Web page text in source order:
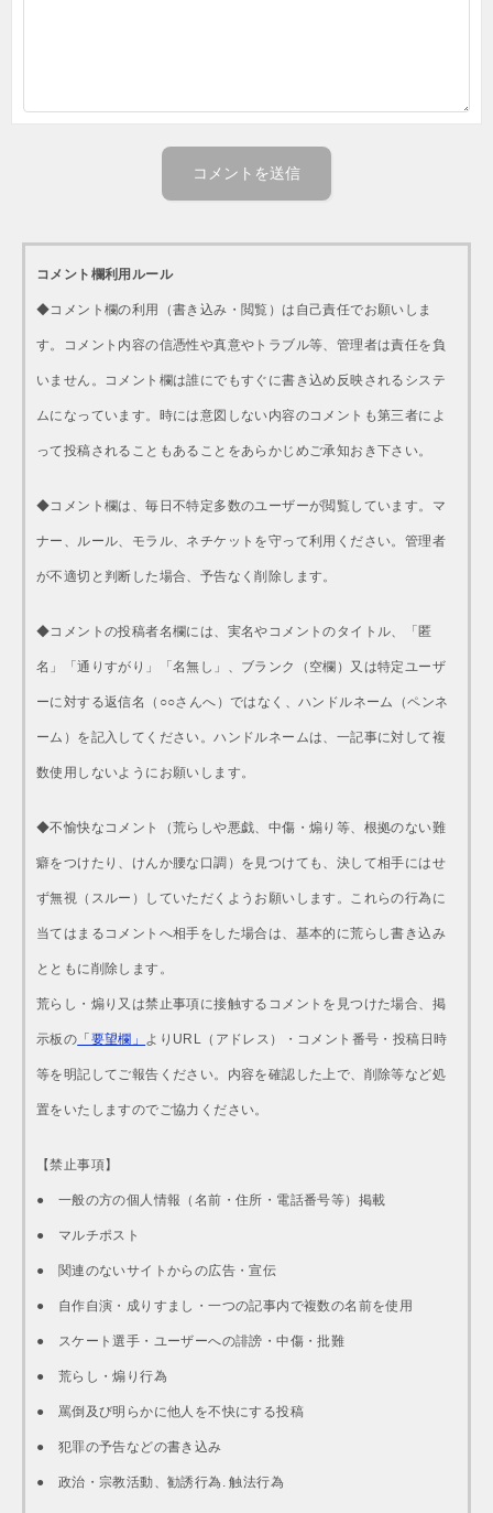
コメント欄利用ルール
◆コメント欄の利用（書き込み・閲覧）は自己責任でお願いしま
す。コメント内容の信憑性や真意やトラブル等、管理者は責任を負
いません。コメント欄は誰にでもすぐに書き込め反映されるシステ
ムになっています。時には意図しない内容のコメントも第三者によ
って投稿されることもあることをあらかじめご承知おき下さい。
◆コメント欄は、毎日不特定多数のユーザーが閲覧しています。マ
ナー、ルール、モラル、ネチケットを守って利用ください。管理者
が不適切と判断した場合、予告なく削除します。
◆コメントの投稿者名欄には、実名やコメントのタイトル、「匿
名」「通りすがり」「名無し」、ブランク（空欄）又は特定ユーザ
ーに対する返信名（○○さんへ）ではなく、ハンドルネーム（ペンネ
ーム）を記入してください。ハンドルネームは、一記事に対して複
数使用しないようにお願いします。
◆不愉快なコメント（荒らしや悪戯、中傷・煽り等、根拠のない難
癖をつけたり、けんか腰な口調）を見つけても、決して相手にはせ
ず無視（スルー）していただくようお願いします。これらの行為に
当てはまるコメントへ相手をした場合は、基本的に荒らし書き込み
とともに削除します。
荒らし・煽り又は禁止事項に接触するコメントを見つけた場合、掲
示板の 「要望欄」 よりURL（アドレス）・コメント番号・投稿日時
等を明記してご報告ください。内容を確認した上で、削除等など処
置をいたしますのでご協力ください。
【禁止事項】
● 一般の方の個人情報（名前・住所・電話番号等）掲載
● マルチポスト
● 関連のないサイトからの広告・宣伝
● 自作自演・成りすまし・一つの記事内で複数の名前を使用
● スケート選手・ユーザーへの誹謗・中傷・批難
● 荒らし・煽り行為
● 罵倒及び明らかに他人を不快にする投稿
● 犯罪の予告などの書き込み
● 政治・宗教活動、勧誘行為. 触法行為